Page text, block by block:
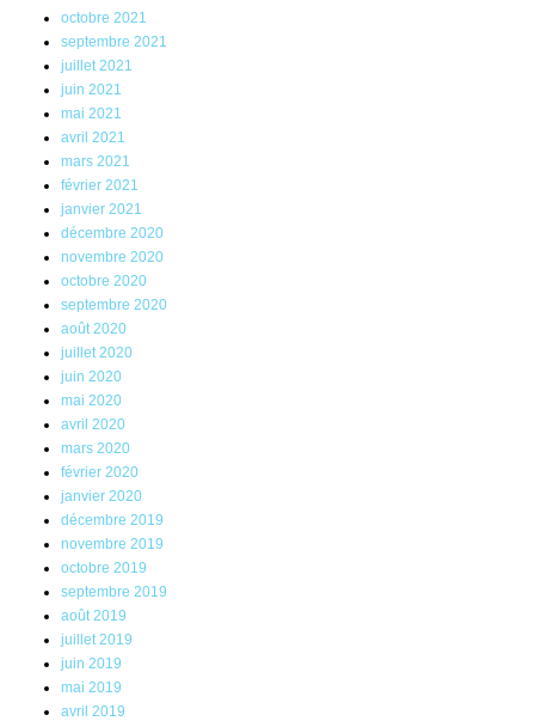
octobre 2021
septembre 2021
juillet 2021
juin 2021
mai 2021
avril 2021
mars 2021
février 2021
janvier 2021
décembre 2020
novembre 2020
octobre 2020
septembre 2020
août 2020
juillet 2020
juin 2020
mai 2020
avril 2020
mars 2020
février 2020
janvier 2020
décembre 2019
novembre 2019
octobre 2019
septembre 2019
août 2019
juillet 2019
juin 2019
mai 2019
avril 2019